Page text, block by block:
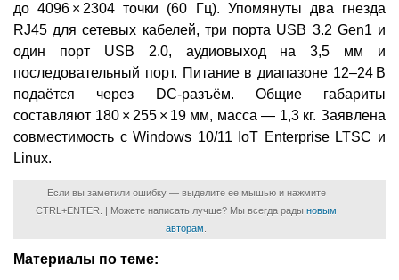
до 4096 × 2304 точки (60 Гц). Упомянуты два гнезда
RJ45 для сетевых кабелей, три порта USB 3.2 Gen1 и
один порт USB 2.0, аудиовыход на 3,5 мм и
последовательный порт. Питание в диапазоне 12–24 В
подаётся через DC-разъём. Общие габариты
составляют 180 × 255 × 19 мм, масса — 1,3 кг. Заявлена
совместимость с Windows 10/11 IoT Enterprise LTSC и
Linux.
Если вы заметили ошибку — выделите ее мышью и нажмите
CTRL+ENTER. | Можете написать лучше? Мы всегда рады новым
авторам
Материалы по теме: